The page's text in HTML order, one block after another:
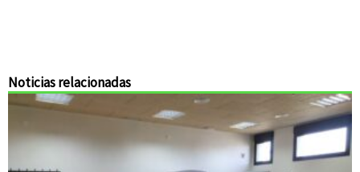
Noticias relacionadas